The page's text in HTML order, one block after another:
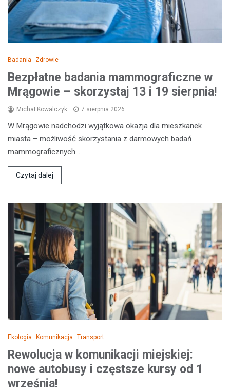
Badania Zdrowie
Bezpłatne badania mammograficzne w
Mrągowie – skorzystaj 13 i 19 sierpnia!
Michał Kowalczyk 7 sierpnia 2026
W Mrągowie nadchodzi wyjątkowa okazja dla mieszkanek
miasta – możliwość skorzystania z darmowych badań
mammograficznych.…
Czytaj dalej
Ekologia Komunikacja Transport
Rewolucja w komunikacji miejskiej:
nowe autobusy i częstsze kursy od 1
września!